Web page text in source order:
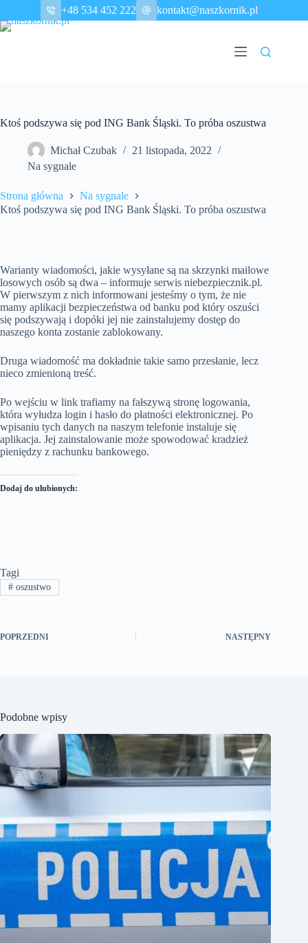
treści
+48 534 452 222 kontakt@naszkornik.pl
Ktoś podszywa się pod ING Bank Śląski. To próba oszustwa
Michał Czubak
21 listopada, 2022
Na sygnale
Strona główna
Na sygnale
Ktoś podszywa się pod ING Bank Śląski. To próba oszustwa
Warianty wiadomości, jakie wysyłane są na skrzynki mailowe
losowych osób są dwa – informuje serwis niebezpiecznik.pl.
W pierwszym z nich informowani jesteśmy o tym, że nie
mamy aplikacji bezpieczeństwa od banku pod który oszuści
się podszywają i dopóki jej nie zainstalujemy dostęp do
naszego konta zostanie zablokowany.
Druga wiadomość ma dokładnie takie samo przesłanie, lecz
nieco zmienioną treść.
Po wejściu w link trafiamy na fałszywą stronę logowania,
która wyłudza login i hasło do płatności elektronicznej. Po
wpisaniu tych danych na naszym telefonie instaluje się
aplikacja. Jej zainstalowanie może spowodować kradzież
pieniędzy z rachunku bankowego.
Dodaj do ulubionych:
Tagi
#oszustwo
POPRZEDNI NASTĘPNY
Podobne wpisy